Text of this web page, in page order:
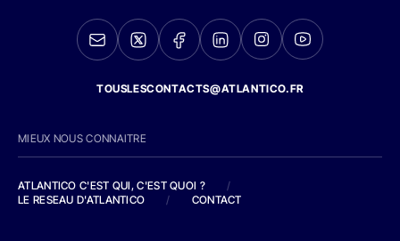
TOUSLESCONTACTS@ATLANTICO.FR
MIEUX NOUS CONNAITRE
ATLANTICO C'EST QUI, C'EST QUOI ?
/
LE RESEAU D'ATLANTICO
/ CONTACT